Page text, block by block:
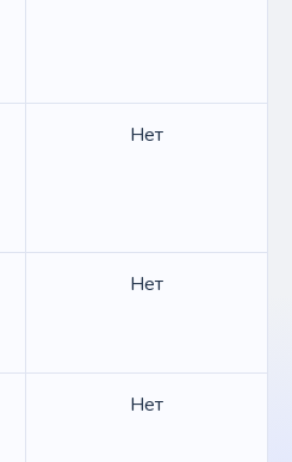
Нет
Нет
Нет